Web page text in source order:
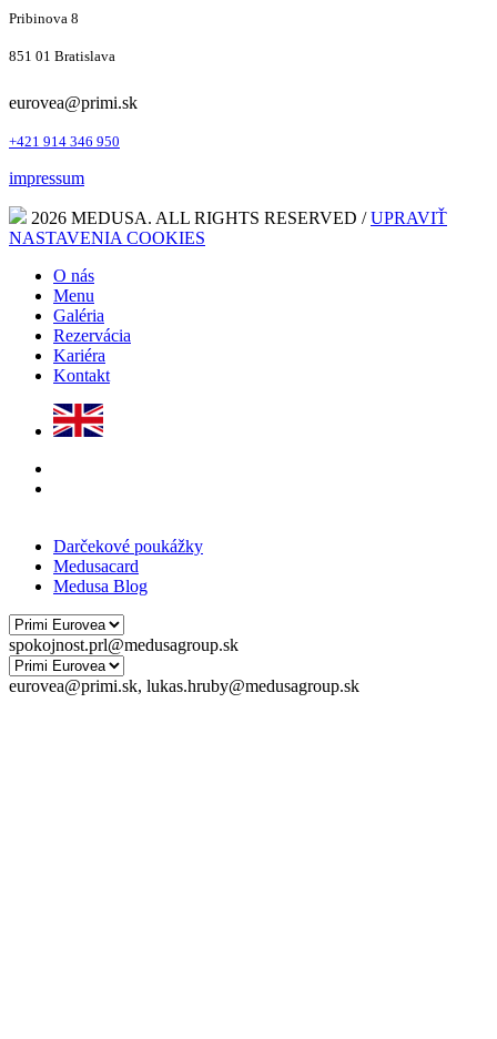
Pribinova 8
851 01 Bratislava
eurovea@primi.sk
+421 914 346 950
impressum
2026 MEDUSA. ALL RIGHTS RESERVED /UPRAVIŤ
NASTAVENIA COOKIES
O nás
Menu
Galéria
Rezervácia
Kariéra
Kontakt
Darčekové poukážky
Medusacard
Medusa Blog
spokojnost.prl@medusagroup.sk
eurovea@primi.sk, lukas.hruby@medusagroup.sk